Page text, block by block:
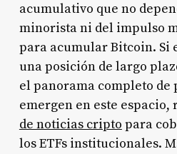
acumulativo que no
minorista ni del impulso
para acumular Bitcoin. Si
una posición de largo
el panorama completo de
emergen en este espacio,
de noticias cripto para
los ETFs institucionales.